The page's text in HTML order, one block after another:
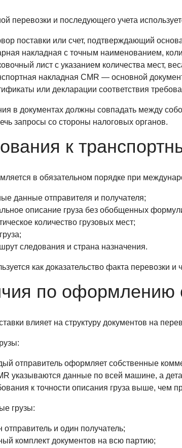
перевозки и последующего учета
поставки или счет, подтверждающий
накладная с точным наименованием,
лист с указанием количества мест,
накладная CMR — основной
или декларации соответствия
в документах должны совпадать между
запросы со стороны налоговых органов.
к
в обязательном порядке при
данные отправителя и получателя;
описание груза без обобщенных
количество грузовых мест;
следования и страна назначения.
как доказательство факта перевозки
по оформлению
влияет на структуру документов на
отправитель оформляет собственные
указываются данные по всей машине, а
к точности описания груза выше, чем
грузы:
отправитель и один получатель;
комплект документов на всю партию;